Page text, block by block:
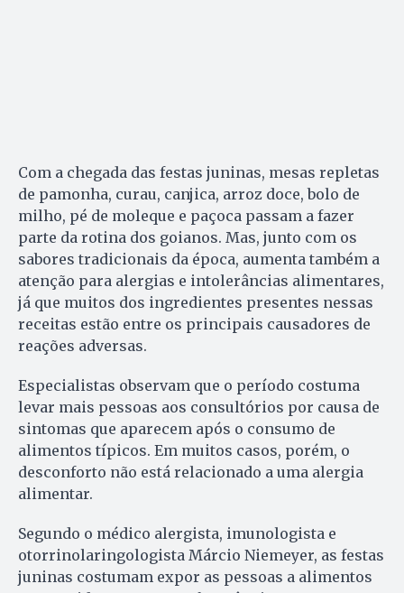
Com a chegada das festas juninas, mesas repletas
de pamonha, curau, canjica, arroz doce, bolo de
milho, pé de moleque e paçoca passam a fazer
parte da rotina dos goianos. Mas, junto com os
sabores tradicionais da época, aumenta também a
atenção para alergias e intolerâncias alimentares,
já que muitos dos ingredientes presentes nessas
receitas estão entre os principais causadores de
reações adversas.
Especialistas observam que o período costuma
levar mais pessoas aos consultórios por causa de
sintomas que aparecem após o consumo de
alimentos típicos. Em muitos casos, porém, o
desconforto não está relacionado a uma alergia
alimentar.
Segundo o médico alergista, imunologista e
otorrinolaringologista Márcio Niemeyer, as festas
juninas costumam expor as pessoas a alimentos